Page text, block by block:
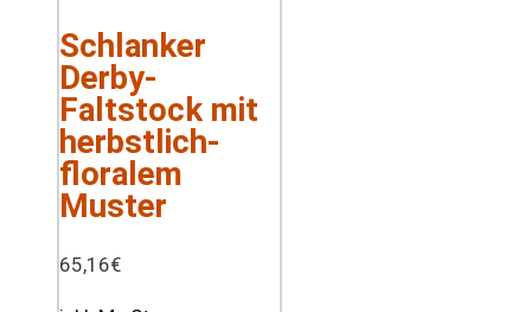
Schlanker
Derby-
Faltstock mit
herbstlich-
floralem
Muster
65,16€